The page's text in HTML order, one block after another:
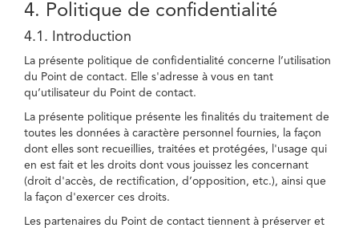
4. Politique de confidentialité
4.1. Introduction
La présente politique de confidentialité concerne l’utilisation
du Point de contact. Elle s'adresse à vous en tant
qu’utilisateur du Point de contact.
La présente politique présente les finalités du traitement de
toutes les données à caractère personnel fournies, la façon
dont elles sont recueillies, traitées et protégées, l'usage qui
en est fait et les droits dont vous jouissez les concernant
(droit d'accès, de rectification, d’opposition, etc.), ainsi que
la façon d'exercer ces droits.
Les partenaires du Point de contact tiennent à préserver et